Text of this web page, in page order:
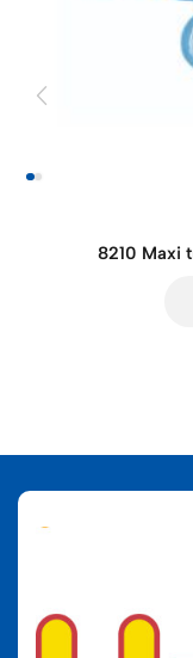
8210 Maxi